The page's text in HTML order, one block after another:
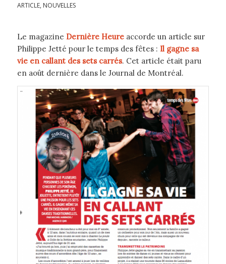
ARTICLE, NOUVELLES
Le magazine Dernière Heureaccorde un article sur
Philippe Jetté pour le temps des fêtes : Il gagne sa
vie en callant des sets carrés. Cet article était paru
en août dernière dans le Journal de Montréal.